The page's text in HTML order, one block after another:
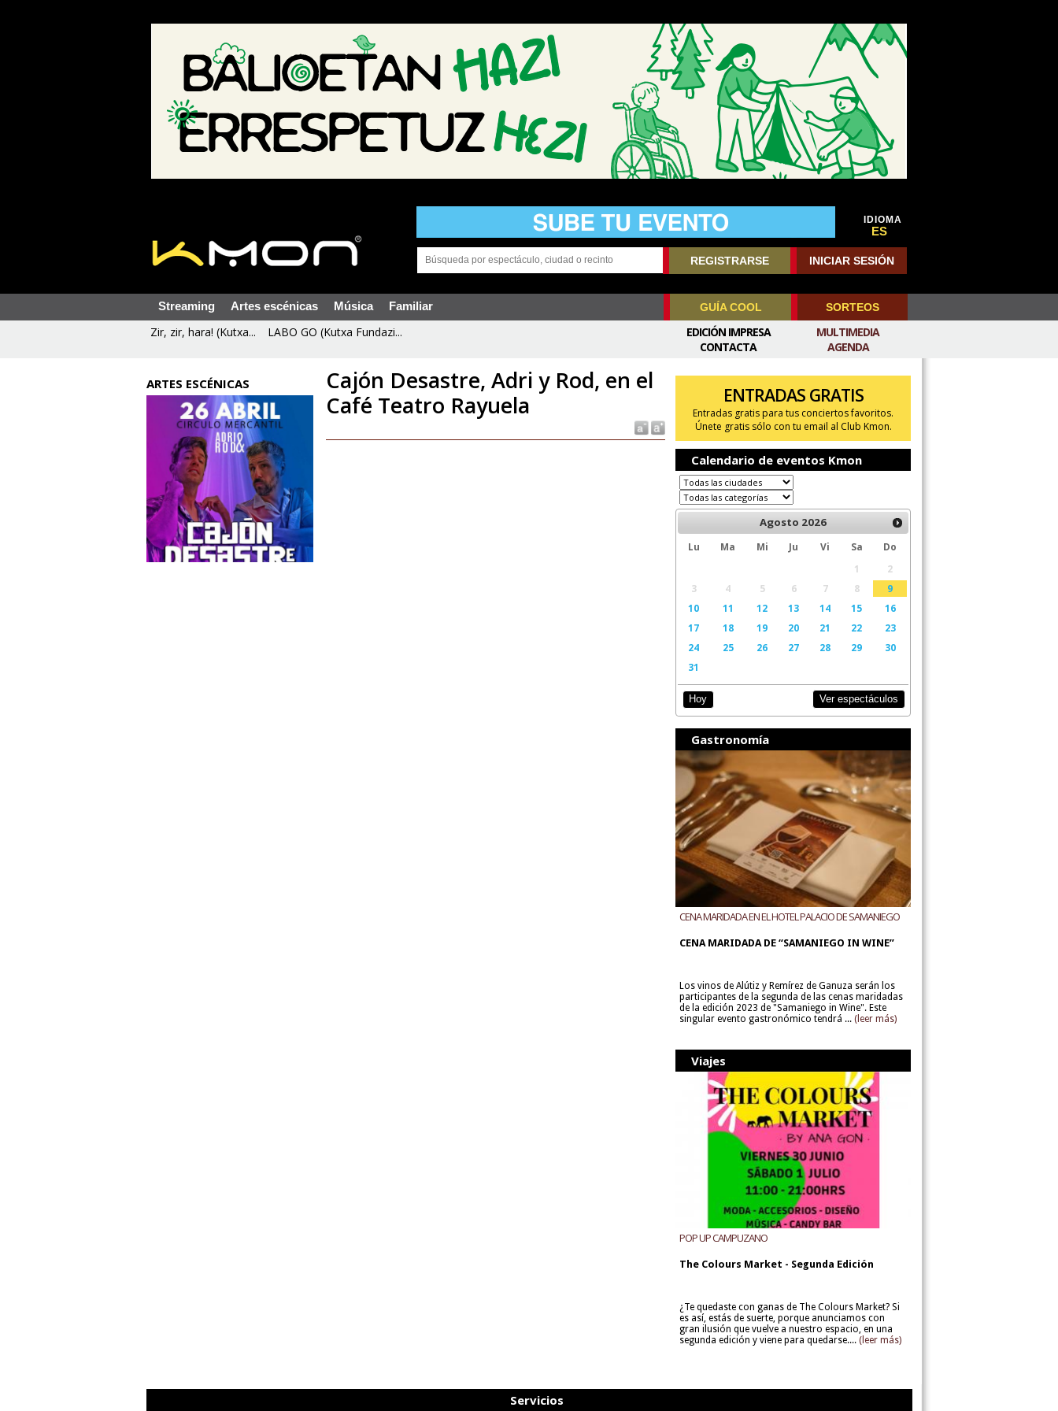
IDIOMA
ES
REGISTRARSE INICIAR SESIÓN
Streaming Artes escénicas Música Familiar GUÍA COOL SORTEOS
Zir, zir, hara! (Kutxa... LABO GO (Kutxa Fundazi...
MULTIMEDIA
AGENDA
EDICIÓN IMPRESA
CONTACTA
ARTES ESCÉNICAS
Cajón Desastre, Adri y Rod, en el
Café Teatro Rayuela
ENTRADAS GRATIS
Entradas gratis para tus conciertos favoritos.
Únete gratis sólo con tu email al Club Kmon.
Calendario de eventos Kmon
Agosto 2026
Lu Ma Mi Ju Vi Sa
Do
1
2
3
4 5 6 7 8
9
10
11 12 13 14 15
16
17
18 19 20 21 22
23
24
25 26 27 28 29
30
31
Hoy Ver espectáculos
Gastronomía
CENA MARIDADA EN EL HOTEL PALACIO DE SAMANIEGO
CENA MARIDADA DE “SAMANIEGO IN WINE”
Los vinos de Alútiz y Remírez de Ganuza serán los
participantes de la segunda de las cenas maridadas
de la edición 2023 de "Samaniego in Wine". Este
singular evento gastronómico tendrá ... (leer más)
Viajes
POP UP CAMPUZANO
The Colours Market - Segunda Edición
¿Te quedaste con ganas de The Colours Market? Si
es así, estás de suerte, porque anunciamos con
gran ilusión que vuelve a nuestro espacio, en una
segunda edición y viene para quedarse.... (leer más)
Servicios